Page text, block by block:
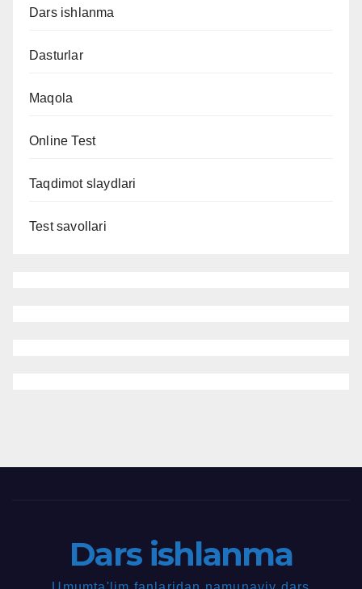
Dars ishlanma
Dasturlar
Maqola
Online Test
Taqdimot slaydlari
Test savollari
Dars ishlanma